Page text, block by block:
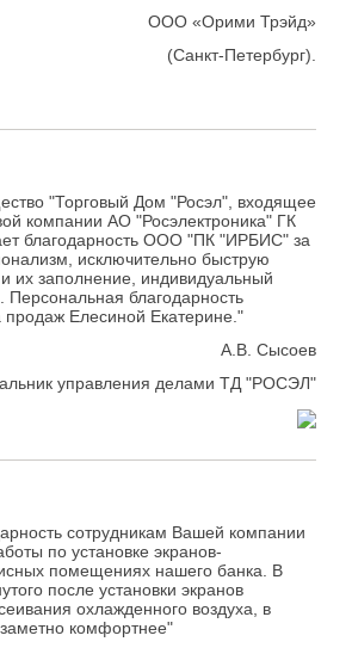
ООО «Орими Трэйд»
(Санкт-Петербург).
"Торговый Дом "Росэл", входящее
компании АО "Росэлектроника" ГК
благодарность ООО "ПК "ИРБИС" за
исключительно быструю
и их заполнение, индивидуальный
Персональная благодарность
Елесиной Екатерине."
А.В. Сысоев
управления делами ТД "РОСЭЛ"
сотрудникам Вашей компании
по установке экранов-
помещениях нашего банка. В
после установки экранов
охлажденного воздуха, в
комфортнее"